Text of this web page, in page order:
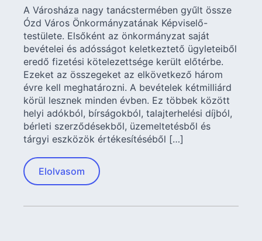
A Városháza nagy tanácstermében gyűlt össze
Ózd Város Önkormányzatának Képviselő-
testülete. Elsőként az önkormányzat saját
bevételei és adósságot keletkeztető ügyleteiből
eredő fizetési kötelezettsége került előtérbe.
Ezeket az összegeket az elkövetkező három
évre kell meghatározni. A bevételek kétmilliárd
körül lesznek minden évben. Ez többek között
helyi adókból, bírságokból, talajterhelési díjból,
bérleti szerződésekből, üzemeltetésből és
tárgyi eszközök értékesítéséből […]
Elolvasom